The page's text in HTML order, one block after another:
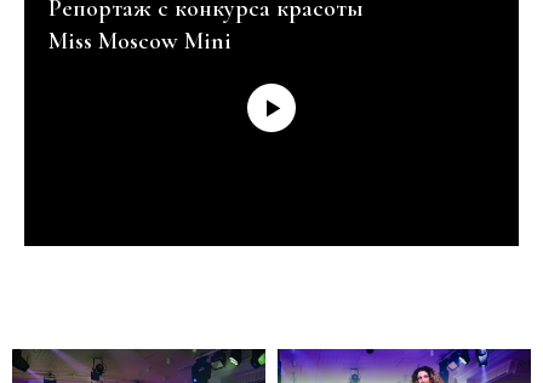
Репортаж с конкурса красоты
Miss Moscow Mini